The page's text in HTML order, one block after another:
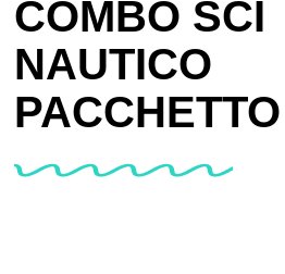
COMBO SCI
NAUTICO